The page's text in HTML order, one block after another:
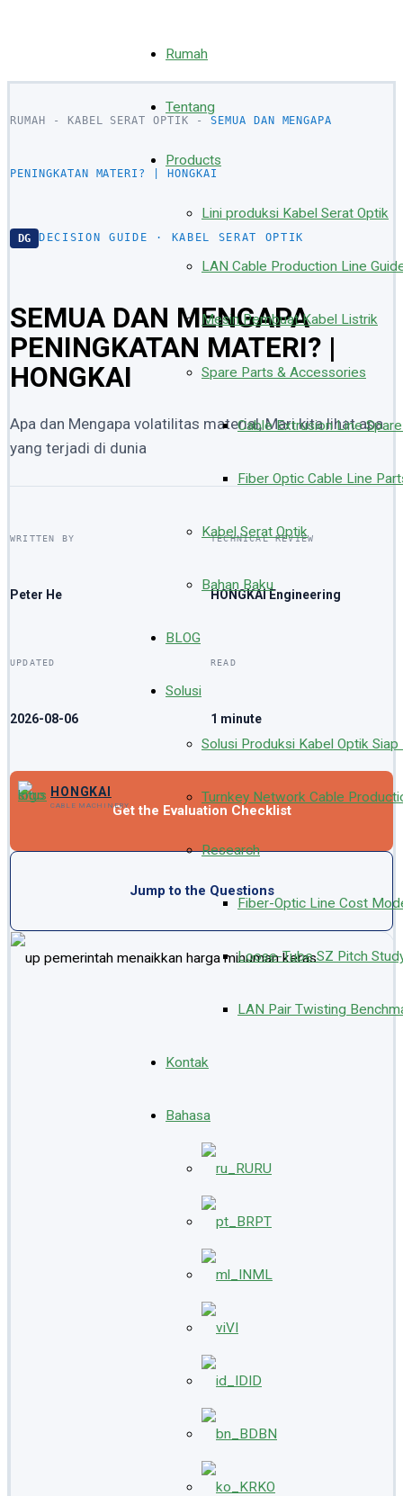
至
HONGKAI
CABLE MACHINERY
Rumah
Tentang
Products
Lini produksi Kabel Serat Optik
LAN Cable Production Line
Mesin Pembuat Kabel Listrik
Spare Parts & Accessories
Cable Extrusion Line
Fiber Optic Cable Line
Kabel Serat Optik
Bahan Baku
BLOG
Solusi
Solusi Produksi Kabel Optik Siap
Turnkey Network Cable
Research
Fiber-Optic Line Cost
Loose-Tube SZ Pitch
LAN Pair Twisting
Kontak
Bahasa
RU
PT
ML
VI
ID
BN
KO
RUMAH - KABEL SERAT OPTIK - SEMUA DAN MENGAPA
PENINGKATAN MATERI? | HONGKAI
DG DECISION GUIDE · KABEL SERAT OPTIK
SEMUA DAN MENGAPA
PENINGKATAN MATERI? |
HONGKAI
Apa dan Mengapa volatilitas material, Mari kita lihat apa
yang terjadi di dunia
WRITTEN BY
Peter He
TECHNICAL REVIEW
HONGKAI Engineering
UPDATED
2026-08-06
READ
1 minute
Get the Evaluation Checklist
Jump to the Questions